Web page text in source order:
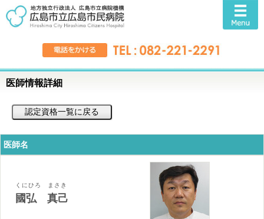
医師情報詳細
医師名
くにひろ まさき
國弘 真己